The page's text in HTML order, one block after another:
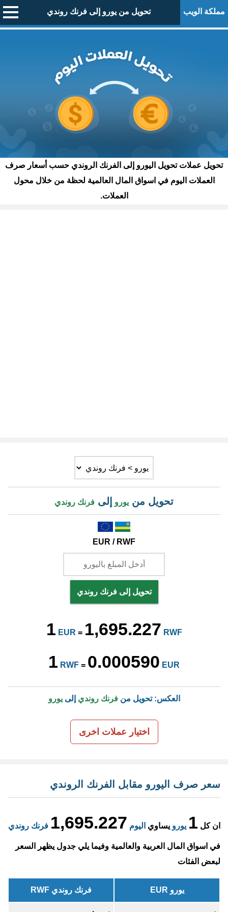
مملكة الويب تحويل من يورو إلى فرنك روندي
تحويل عملات تحويل اليورو إلى الفرنك الروندي حسب أسعار صرف
العملات اليوم في اسواق المال العالمية لحظة من خلال محول
العملات.
تحويل من يورو إلى فرنك روندي
EUR / RWF
تحويل إلى فرنك روندي
1 EUR = 1,695.227 RWF
1 RWF = 0.000590 EUR
العكس: تحويل منفرنك روندي إلىيورو
اختيار عملات اخرى
سعر صرف اليورو مقابل الفرنك الروندي
ان كل 1 يورو يساوي اليوم 1,695.227 فرنك روندي
في اسواق المال العربية والعالمية وفيما يلي جدول يظهر السعر
لبعض الفئات
يورو EUR فرنك روندي RWF